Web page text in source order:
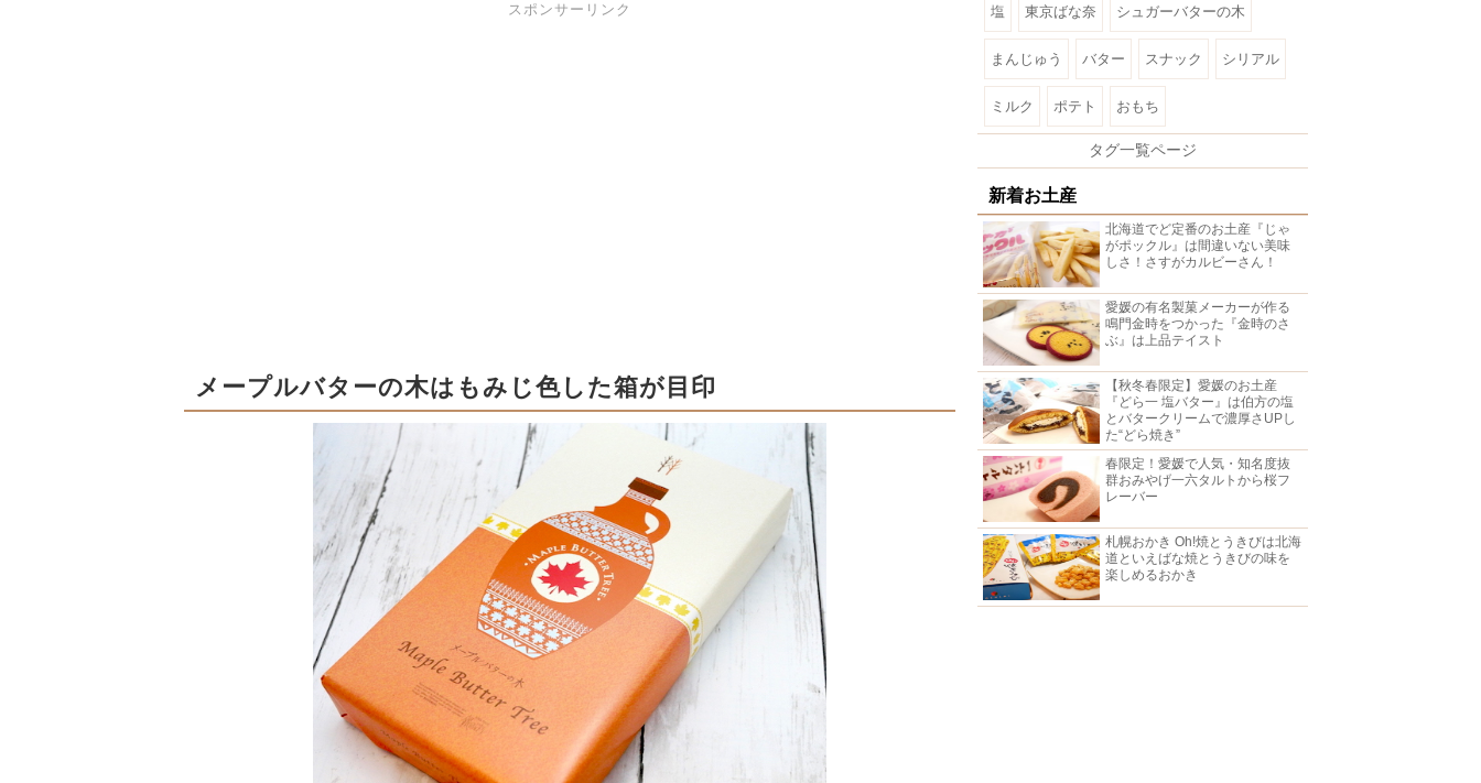
スポンサーリンク
メープルバターの木はもみじ色した箱が目印
塩 東京ばな奈 シュガーバターの木
まんじゅう バター スナック シリアル
ミルク ポテト おもち
タグ一覧ページ
新着お土産
北海道でど定番のお土産『じゃ
がポックル』は間違いない美味
しさ！さすがカルビーさん！
愛媛の有名製菓メーカーが作る
鳴門金時をつかった『金時のさ
ぶ』は上品テイスト
【秋冬春限定】愛媛のお土産
『どら一 塩バター』は伯方の塩
とバタークリームで濃厚さUPし
た“どら焼き”
春限定！愛媛で人気・知名度抜
群おみやげ一六タルトから桜フ
レーバー
札幌おかき Oh!焼とうきびは北海
道といえばな焼とうきびの味を
楽しめるおかき